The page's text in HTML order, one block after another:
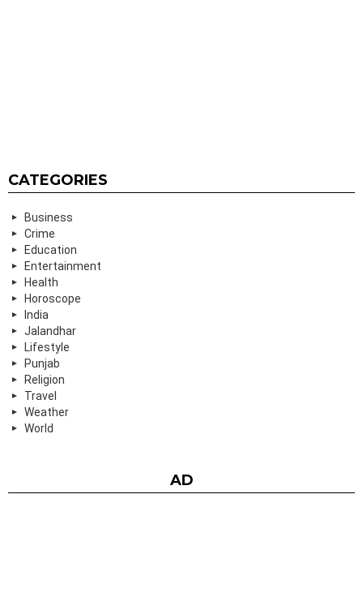
CATEGORIES
Business
Crime
Education
Entertainment
Health
Horoscope
India
Jalandhar
Lifestyle
Punjab
Religion
Travel
Weather
World
AD